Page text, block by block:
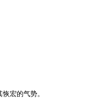
宏的气势。